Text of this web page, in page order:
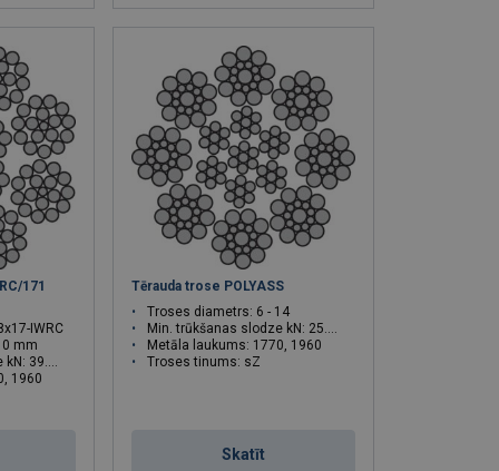
171
IWRC
mm
- 61.1
1960
Tērauda trose POLYASS
Troses diametrs: 6 - 14
Min. trūkšanas slodze kN: 25.1 - 137
Metāla laukums: 1770, 1960
Troses tinums: sZ
Skatīt